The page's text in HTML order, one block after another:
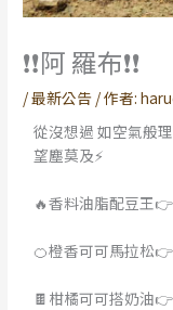
❗️❗️阿 羅布❗️❗️
/最新公告 / 作者:
從沒想過 如空氣般
望塵莫及⚡
🔥香料油脂配豆王
🍊橙香可可馬拉松
🍫柑橘可可搭奶油